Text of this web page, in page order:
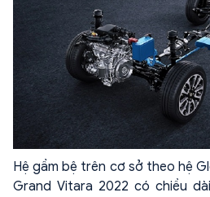
Hệ gầm bệ trên cơ sở theo hệ
Grand Vitara 2022 có chiều